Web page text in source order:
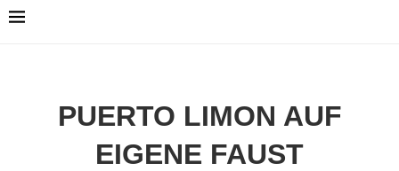
PUERTO LIMON AUF
EIGENE FAUST